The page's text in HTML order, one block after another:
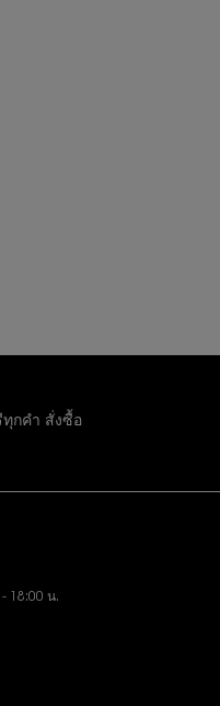
ทุกคำ สั่งซื้อ
18:00 น.